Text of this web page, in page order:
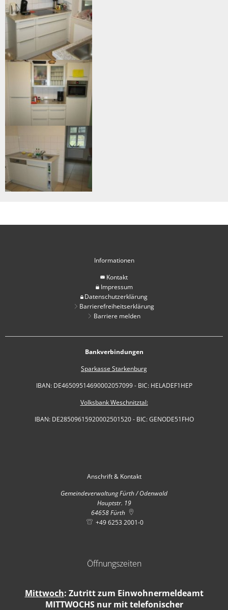
Informationen
Kontakt
Impressum
Datenschutzerklärung
Barrierefreiheitserklärung
Barriere melden
Bankverbindungen
Sparkasse Starkenburg
IBAN: DE46509514690002057099 - BIC: HELADEF1HEP
Volksbank Weschnitztal:
IBAN: DE28509615920002501520 - BIC: GENODE51FHO
Anschrift & Kontakt
Gemeindeverwaltung Fürth / Odenwald
Hauptstr. 19
64658 Fürth
+49 6253 2001-0
Öffnungszeiten
Mittwoch: Zutritt zum Einwohnermeldeamt
MITTWOCHS nur mit telefonischer